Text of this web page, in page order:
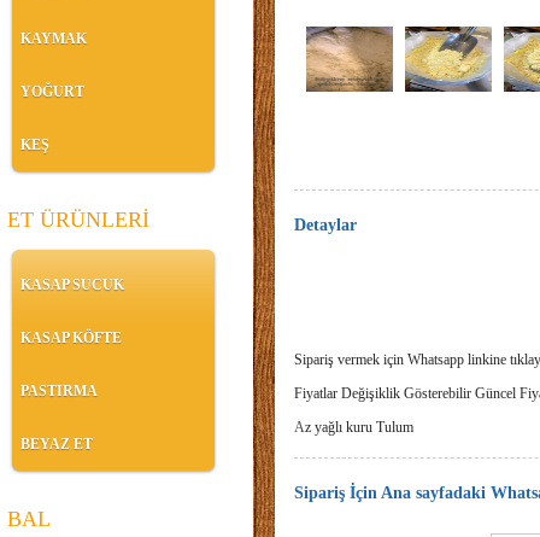
KAYMAK
YOĞURT
KEŞ
ET ÜRÜNLERİ
KASAP SUCUK
KASAP KÖFTE
PASTIRMA
BEYAZ ET
BAL
Detaylar
Sipariş vermek için Whatsapp linkine
Fiyatlar Değişiklik Gösterebilir Güncel
Az yağlı kuru Tulum
Sipariş İçin Ana sayfadaki